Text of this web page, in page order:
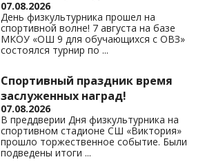
07.08.2026
День физкультурника прошел на
спортивной волне! 7 августа на базе
МКОУ «ОШ 9 для обучающихся с ОВЗ»
состоялся турнир по ...
Спортивный праздник время
заслуженных наград!
07.08.2026
В преддверии Дня физкультурника на
спортивном стадионе СШ «Виктория»
прошло торжественное событие. Были
подведены итоги ...